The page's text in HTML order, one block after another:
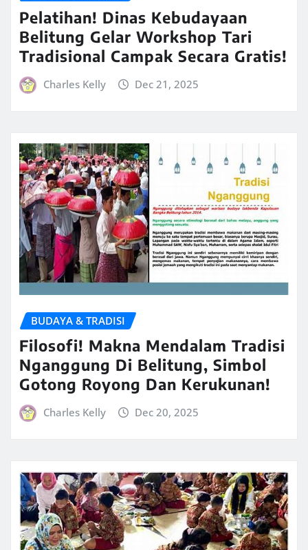
Pelatihan! Dinas Kebudayaan
Belitung Gelar Workshop Tari
Tradisional Campak Secara Gratis!
Charles Kelly Dec 21, 2025
BUDAYA & TRADISI
Filosofi! Makna Mendalam Tradisi
Nganggung Di Belitung, Simbol
Gotong Royong Dan Kerukunan!
Charles Kelly Dec 20, 2025